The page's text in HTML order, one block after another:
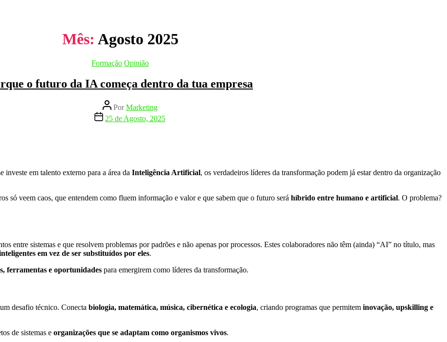
Mês: Agosto 2025
Categorias
Formação Opinião
o futuro da IA começa dentro da tua empresa
Autor
do
artigo
PorMarketing
Data25 de Agosto, 2025
investe em talento externo para a área da Inteligência Artificial, os verdadeiros líderes da transformação podem já estar dentro da organização
só veem caos, que entendem como fluem informação e valor e que sabem que o futuro será híbrido entre humano e artificial. O problema?
entre sistemas e que resolvem problemas por padrões e não apenas por processos. Estes colaboradores não têm (ainda) “AI” no título, mas
em vez de ser substituídos por eles.
ferramentas e oportunidades para emergirem como líderes da transformação.
desafio técnico. Conecta biologia, matemática, música, cibernética e ecologia, criando programas que permitem inovação, upskilling e
de sistemas e organizações que se adaptam como organismos vivos.